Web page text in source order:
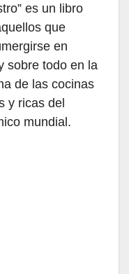
es un libro
que
en
sobre todo en la
de las cocinas
y ricas del
mundial.